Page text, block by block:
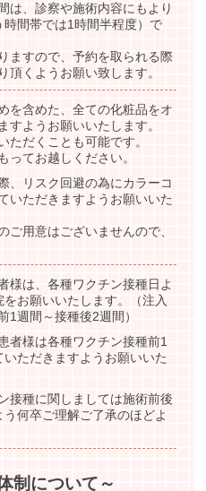
は、診察や施術内容にもより
間帯では1時間半程度）で
ますので、予約を取られる際
頂くようお願い致します。
を含めた、全ての化粧品をオ
すようお願いいたします。
ただくことも可能です。
ってお越しください。
、リスク回避の為にカラーコ
いただきますようお願いいた
用意はございませんので、
様は、各種ワクチン接種日よ
お願いいたします。（注入
1週間～接種後2週間）
者様は各種ワクチン接種前1
ただきますようお願いいた
接種に関しましては施術前後
何卒ご理解ご了承のほどよ
制について～